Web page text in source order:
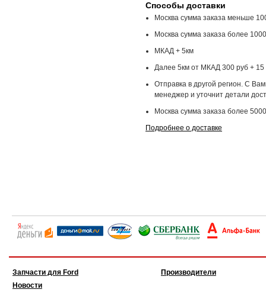
Способы доставки
Москва сумма заказа меньше
Москва сумма заказа более
МКАД + 5км
Далее 5км от МКАД 300 руб + 15
Отправка в другой регион. С
менеджер и уточнит детали
Москва сумма заказа более
Подробнее о доставке
Запчасти для Ford
Новости
Производители